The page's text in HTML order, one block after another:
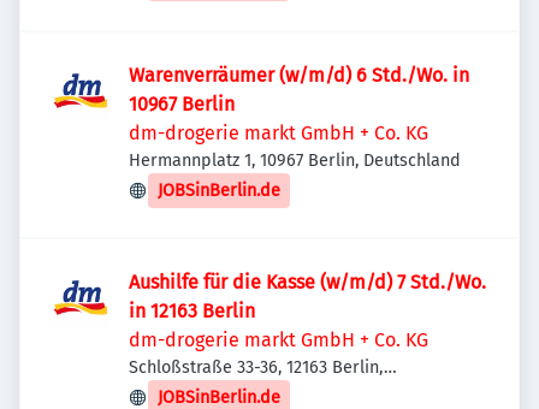
Warenverräumer (w/m/d) 6 Std./Wo. in
10967 Berlin
dm-drogerie markt GmbH + Co. KG
Hermannplatz 1, 10967 Berlin, Deutschland
JOBSinBerlin.de
Aushilfe für die Kasse (w/m/d) 7 Std./Wo.
in 12163 Berlin
dm-drogerie markt GmbH + Co. KG
Schloßstraße 33-36, 12163 Berlin,
Deutschland
JOBSinBerlin.de